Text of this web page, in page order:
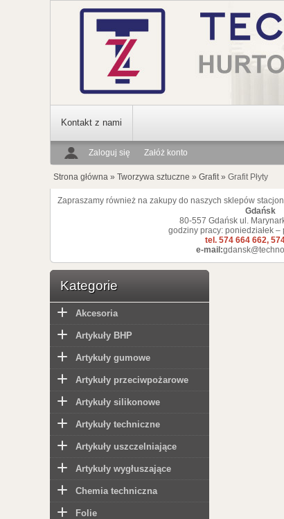
Kontakt z nami
Zaloguj się Załóż konto
Strona główna » Tworzywa sztuczne » Grafit» Grafit Płyty
Zapraszamy również na zakupy do naszych sklepów
Gdańsk
80-557 Gdańsk ul.
godziny pracy: poniedziałek
tel. 574 664 662,
e-mail:
Kategorie
Akcesoria
Artykuły BHP
Artykuły gumowe
Artykuły przeciwpożarowe
Artykuły silikonowe
Artykuły techniczne
Artykuły uszczelniające
Artykuły wygłuszające
Chemia techniczna
Folie